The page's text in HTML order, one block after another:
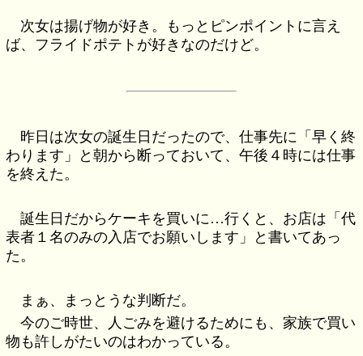
次女は揚げ物が好き。もっとピンポイントに言え
ば、フライドポテトが好きなのだけど。
昨日は次女の誕生日だったので、仕事先に「早く終
わります」と朝から断っておいて、午後４時には仕事
を終えた。
誕生日だからケーキを買いに…行くと、お店は「代
表者１名のみの入店でお願いします」と書いてあっ
た。
まぁ、まっとうな判断だ。
今のご時世、人ごみを避けるためにも、家族で買い
物も許しがたいのはわかっている。